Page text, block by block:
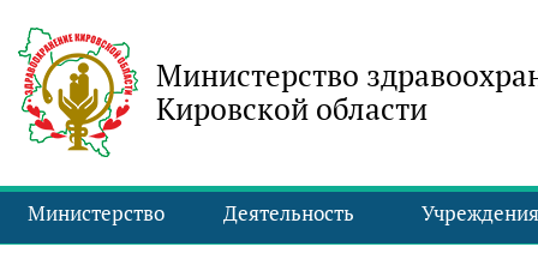
Министерство
Кировской области
Министерство Деятельность Учреждения